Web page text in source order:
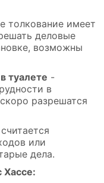
толкование имеет
деловые
возможны
туалете -
в
разрешатся
или
дела.
Хассе: